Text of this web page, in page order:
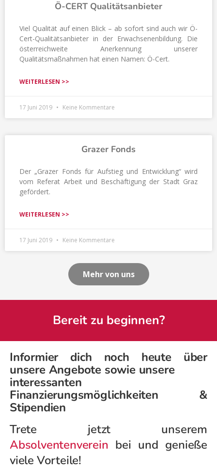
Ö-CERT Qualitätsanbieter
Viel Qualität auf einen Blick – ab sofort sind auch wir Ö-
Cert-Qualitätsanbieter in der Erwachsenenbildung. Die
österreichweite Anerkennung unserer
Qualitätsmaßnahmen hat einen Namen: Ö-Cert.
WEITERLESEN >>
17 Juni 2019 Keine Kommentare
Grazer Fonds
Der „Grazer Fonds für Aufstieg und Entwicklung“ wird
vom Referat Arbeit und Beschäftigung der Stadt Graz
gefördert.
WEITERLESEN >>
17 Juni 2019 Keine Kommentare
Mehr von uns
Bereit zu beginnen?
Informier dich noch heute über
unsere Angebote sowie unsere
interessanten
Finanzierungsmöglichkeiten &
Stipendien
Trete jetzt unserem
Absolventenverein bei und genieße
viele Vorteile!